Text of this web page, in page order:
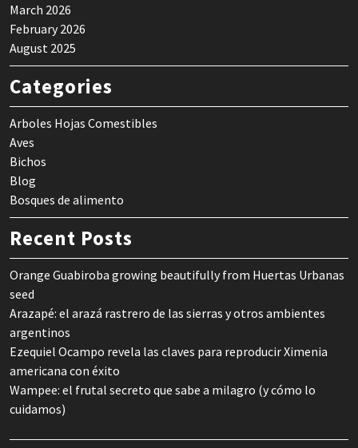
March 2026
February 2026
August 2025
Categories
Arboles Hojas Comestibles
Aves
Bichos
Blog
Bosques de alimento
Recent Posts
Orange Guabiroba growing beautifully from Huertas Urbanas
seed
Arazapé: el arazá rastrero de las sierras y otros ambientes
argentinos
Ezequiel Ocampo revela las claves para reproducir Ximenia
americana con éxito
Wampee: el frutal secreto que sabe a milagro (y cómo lo
cuidamos)